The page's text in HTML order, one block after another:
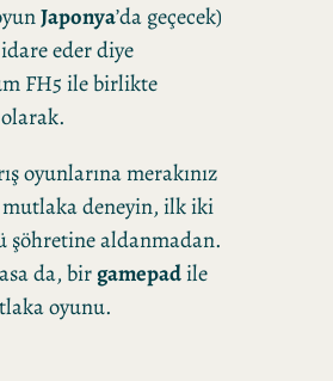
Japonya’da geçecek)
eder diye
FH5 ile birlikte
oyunlarına merakınız
mutlaka deneyin, ilk iki
şöhretine aldanmadan.
da, birgamepadile
oyunu.